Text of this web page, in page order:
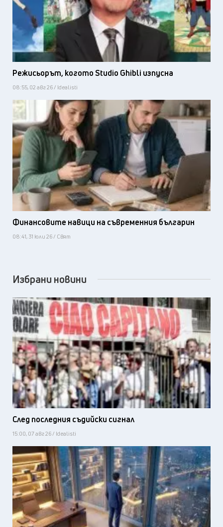
Режисьорът, когото Studio Ghibli изпусна
08:55, 02 авг 26 / Idealisti
Финансовите навици на съвременния българин
08:41, 31 юли 26 / Свят
Избрани новини
След последния съдийски сигнал
15:00, 07 авг 26 / Idealisti